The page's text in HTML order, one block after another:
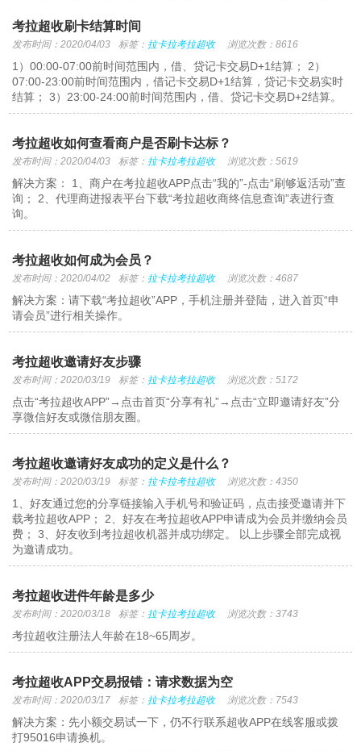
考拉超收刷卡结算时间
发布时间：2020/04/03 标签： 拉卡拉考拉超收 浏览次数：8616
1）00:00-07:00前时间范围内，借、贷记卡交易D+1结算； 2）
07:00-23:00前时间范围内，借记卡交易D+1结算，贷记卡交易实时
结算； 3）23:00-24:00前时间范围内，借、贷记卡交易D+2结算。
考拉超收如何查看商户是否刷卡达标？
发布时间：2020/04/03 标签： 拉卡拉考拉超收 浏览次数：5619
解决方案： 1、商户在考拉超收APP点击“我的”-点击“刷够返活动”查
询； 2、代理商进报表平台下载“考拉超收商终信息查询”表进行查
询。
考拉超收如何成为会员？
发布时间：2020/04/02 标签： 拉卡拉考拉超收 浏览次数：4687
解决方案：请下载“考拉超收”APP，手机注册并登陆，进入首页“申
请会员”进行相关操作。
考拉超收邀请好友步骤
发布时间：2020/03/19 标签： 拉卡拉考拉超收 浏览次数：5172
点击“考拉超收APP”→点击首页“分享有礼”→点击“立即邀请好友”分
享微信好友或微信朋友圈。
考拉超收邀请好友成功的定义是什么？
发布时间：2020/03/19 标签： 拉卡拉考拉超收 浏览次数：4350
1、好友通过您的分享链接输入手机号和验证码，点击接受邀请并下
载考拉超收APP； 2、好友在考拉超收APP申请成为会员并缴纳会员
费； 3、好友收到考拉超收机器并成功绑定。 以上步骤全部完成视
为邀请成功。
考拉超收进件年龄是多少
发布时间：2020/03/18 标签： 拉卡拉考拉超收 浏览次数：3743
考拉超收注册法人年龄在18~65周岁。
考拉超收APP交易报错：请求数据为空
发布时间：2020/03/17 标签： 拉卡拉考拉超收 浏览次数：7543
解决方案：先小额交易试一下，仍不行联系超收APP在线客服或拨
打95016申请换机。